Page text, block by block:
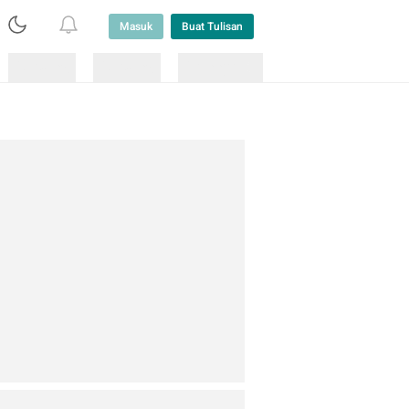
Masuk Buat Tulisan